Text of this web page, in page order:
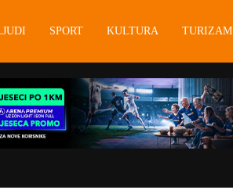
SPORT KULTURA TURIZAM